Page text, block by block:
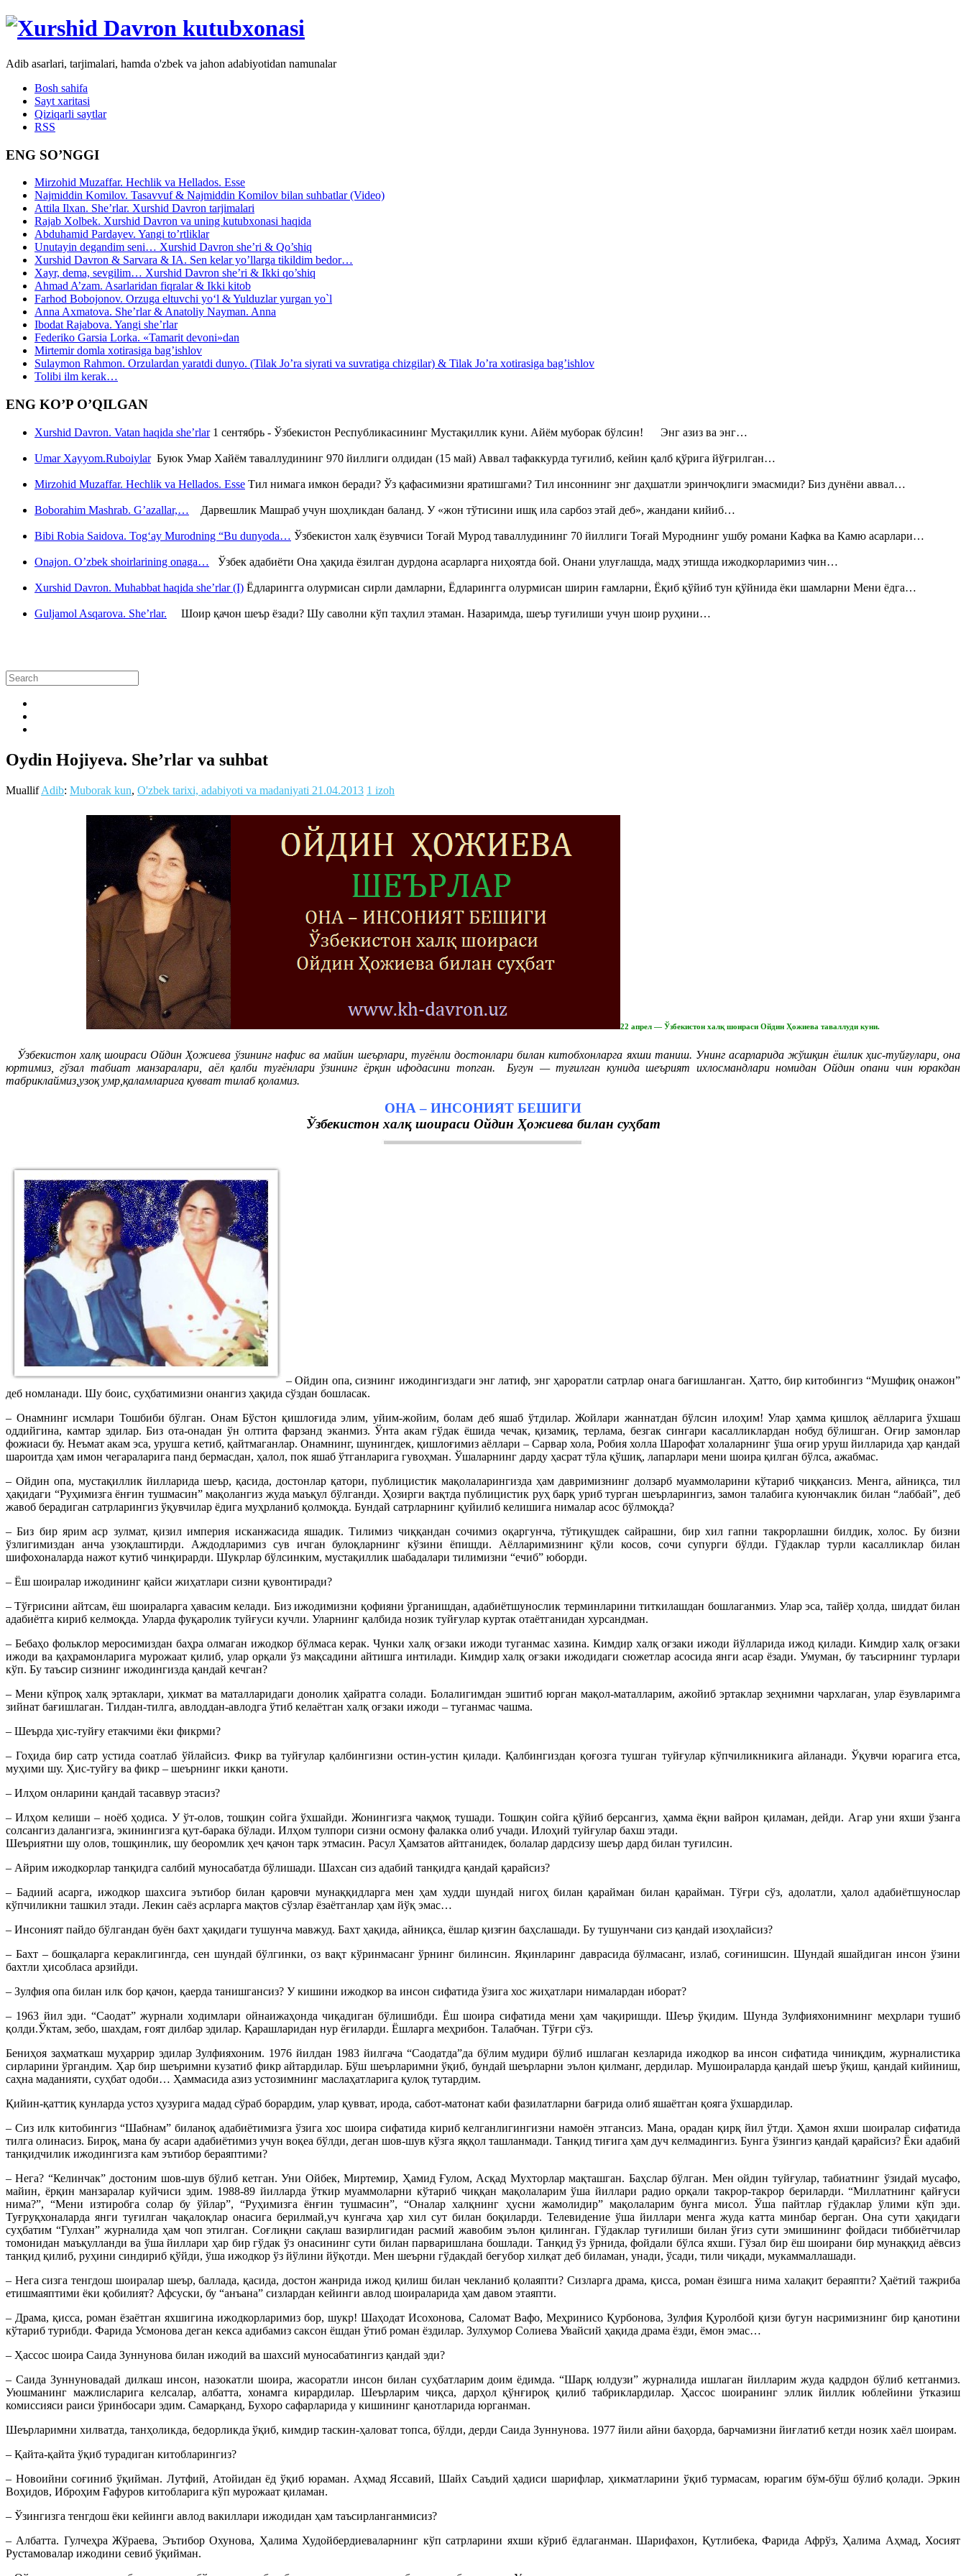
Adib asarlari, tarjimalari, hamda o'zbek va jahon adabiyotidan namunalar
Bosh sahifa
Sayt xaritasi
Qiziqarli saytlar
RSS
ENG SO’NGGI
Mirzohid Muzaffar. Hechlik va Hellados. Esse
Najmiddin Komilov. Tasavvuf & Najmiddin Komilov bilan suhbatlar (Video)
Attila Ilxan. She’rlar. Xurshid Davron tarjimalari
Rajab Xolbek. Xurshid Davron va uning kutubxonasi haqida
Abduhamid Pardayev. Yangi to’rtliklar
Unutayin degandim seni… Xurshid Davron she’ri & Qo’shiq
Xurshid Davron & Sarvara & IA. Sen kelar yo’llarga tikildim bedor…
Xayr, dema, sevgilim… Xurshid Davron she’ri & Ikki qo’shiq
Ahmad A’zam. Asarlaridan fiqralar & Ikki kitob
Farhod Bobojonov. Orzuga eltuvchi yo‘l & Yulduzlar yurgan yo`l
Anna Axmatova. She’rlar & Anatoliy Nayman. Anna
Ibodat Rajabova. Yangi she’rlar
Federiko Garsia Lorka. «Tamarit devoni»dan
Mirtemir domla xotirasiga bag’ishlov
Sulaymon Rahmon. Orzulardan yaratdi dunyo. (Tilak Jo’ra siyrati va suvratiga chizgilar) & Tilak Jo’ra xotirasiga bag’ishlov
Tolibi ilm kerak…
ENG KO’P O’QILGAN
Xurshid Davron. Vatan haqida she’rlar1 сентябрь - Ўзбекистон Республикасининг Мустақиллик куни. Айём муборак бўлсин! Энг азиз ва энг…
Umar Xayyom.RuboiylarБуюк Умар Хайём таваллудининг 970 йиллиги олдидан (15 май) Аввал тафаккурда туғилиб, кейин қалб қўрига йўғрилган…
Mirzohid Muzaffar. Hechlik va Hellados. Esse Тил нимага имкон беради? Ўз қафасимизни яратишгами? Тил инсоннинг энг даҳшатли эринчоқлиги эмасмиди? Биз дунёни аввал…
Boborahim Mashrab. G’azallar,… Дарвешлик Машраб учун шоҳликдан баланд. У «жон тўтисини ишқ ила сарбоз этай деб», жандани кийиб…
Bibi Robia Saidova. Tog‘ay Murodning “Bu dunyoda… Ўзбекистон халқ ёзувчиси Тоғай Мурод таваллудининг 70 йиллиги Тоғай Муроднинг ушбу романи Кафка ва Камю асарлари…
Onajon. O’zbek shoirlarining onaga… Ўзбек адабиёти Она ҳақида ёзилган дурдона асарларга ниҳоятда бой. Онани улуғлашда, мадҳ этишда ижодкорларимиз чин…
Xurshid Davron. Muhabbat haqida she’rlar (I) Ёдларингга олурмисан сирли дамларни, Ёдларингга олурмисан ширин ғамларни, Ёқиб қўйиб тун қўйнида ёки шамларни Мени ёдга…
Guljamol Asqarova. She’rlar. Шоир қачон шеър ёзади? Шу саволни кўп таҳлил этаман. Назаримда, шеър туғилиши учун шоир руҳини…
Oydin Hojiyeva. She’rlar va suhbat
MuallifAdib: Muborak kun, O'zbek tarixi, adabiyoti va madaniyati 21.04.2013 1 izoh
22 апрел — Ўзбекистон халқ шоираси Ойдин Ҳожиева таваллуди куни.
Ўзбекистон халқ шоираси Ойдин Ҳожиева ўзининг нафис ва майин шеърлари, туғёнли достонлари билан китобхонларга яхши таниш. Унинг асарларида жўшқин ёшлик ҳис-туйғулари, она
юртимиз, гўзал табиат манзаралари, аёл қалби туғёнлари ўзининг ёрқин ифодасини топган. Бугун — туғилган кунида шеърият ихлосмандлари номидан Ойдин опани чин юракдан
табриклаймиз,узоқ умр,қаламларига қувват тилаб қоламиз.
ОНА – ИНСОНИЯТ БЕШИГИ
Ўзбекистон халқ шоираси Ойдин Ҳожиева билан суҳбат
– Ойдин опа, сизнинг ижодингиздаги энг латиф, энг ҳароратли сатрлар онага бағишланган. Ҳатто, бир китобингиз “Мушфиқ онажон”
деб номланади. Шу боис, суҳбатимизни онангиз ҳақида сўздан бошласак.
– Онамнинг исмлари Тошбиби бўлган. Онам Бўстон қишлоғида элим, уйим-жойим, болам деб яшаб ўтдилар. Жойлари жаннатдан бўлсин илоҳим! Улар ҳамма қишлоқ аёлларига ўхшаш
оддийгина, камтар эдилар. Биз ота-онадан ўн олтита фарзанд эканмиз. Ўнта акам гўдак ёшида чечак, қизамиқ, терлама, безгак сингари касалликлардан нобуд бўлишган. Оғир замонлар
фожиаси бу. Неъмат акам эса, урушга кетиб, қайтмаганлар. Онамнинг, шунингдек, қишлоғимиз аёллари – Сарвар хола, Робия холла Шарофат холаларнинг ўша оғир уруш йилларида ҳар қандай
шароитда ҳам имон чегараларига панд бермасдан, ҳалол, пок яшаб ўтганларига гувоҳман. Ўшаларнинг дарду ҳасрат тўла қўшиқ, лапарлари мени шоира қилган бўлса, ажабмас.
– Ойдин опа, мустақиллик йилларида шеър, қасида, достонлар қатори, публицистик мақолаларингизда ҳам давримизнинг долзарб муаммоларини кўтариб чиққансиз. Менга, айниқса, тил
ҳақидаги “Руҳимизга ёнғин тушмасин” мақолангиз жуда маъқул бўлганди. Ҳозирги вақтда публицистик руҳ барқ уриб турган шеърларингиз, замон талабига куюнчаклик билан “лаббай”, деб
жавоб берадиган сатрларингиз ўқувчилар ёдига муҳрланиб қолмоқда. Бундай сатрларнинг қуйилиб келишига нималар асос бўлмоқда?
– Биз бир ярим аср зулмат, қизил империя исканжасида яшадик. Тилимиз чиққандан сочимиз оқаргунча, тўтиқушдек сайрашни, бир хил гапни такрорлашни билдик, холос. Бу бизни
ўзлигимиздан анча узоқлаштирди. Аждодларимиз сув ичган булоқларнинг кўзини ёпишди. Аёлларимизнинг қўли косов, сочи супурги бўлди. Гўдаклар турли касалликлар билан
шифохоналарда нажот кутиб чинқирарди. Шукрлар бўлсинким, мустақиллик шабадалари тилимизни “ечиб” юборди.
– Ёш шоиралар ижодининг қайси жиҳатлари сизни қувонтиради?
– Тўғрисини айтсам, ёш шоираларга ҳавасим келади. Биз ижодимизни қофияни ўрганишдан, адабиётшунослик терминларини титкилашдан бошлаганмиз. Улар эса, тайёр ҳолда, шиддат билан
адабиётга кириб келмоқда. Уларда фуқаролик туйғуси кучли. Уларнинг қалбида нозик туйғулар куртак отаётганидан хурсандман.
– Бебаҳо фольклор меросимиздан баҳра олмаган ижодкор бўлмаса керак. Чунки халқ оғзаки ижоди туганмас хазина. Кимдир халқ оғзаки ижоди йўлларида ижод қилади. Кимдир халқ оғзаки
ижоди ва қаҳрамонларига мурожаат қилиб, улар орқали ўз мақсадини айтишга интилади. Кимдир халқ оғзаки ижодидаги сюжетлар асосида янги асар ёзади. Умуман, бу таъсирнинг турлари
кўп. Бу таъсир сизнинг ижодингизда қандай кечган?
– Мени кўпроқ халқ эртаклари, ҳикмат ва маталларидаги донолик ҳайратга солади. Болалигимдан эшитиб юрган мақол-маталларим, ажойиб эртаклар зеҳнимни чархлаган, улар ёзувларимга
зийнат бағишлаган. Тилдан-тилга, авлоддан-авлодга ўтиб келаётган халқ оғзаки ижоди – туганмас чашма.
– Шеърда ҳис-туйғу етакчими ёки фикрми?
– Гоҳида бир сатр устида соатлаб ўйлайсиз. Фикр ва туйғулар қалбингизни остин-устин қилади. Қалбингиздан қоғозга тушган туйғулар кўпчиликникига айланади. Ўқувчи юрагига етса,
муҳими шу. Ҳис-туйғу ва фикр – шеърнинг икки қаноти.
– Илҳом онларини қандай тасаввур этасиз?
– Илҳом келиши – ноёб ҳодиса. У ўт-олов, тошқин сойга ўхшайди. Жонингизга чақмоқ тушади. Тошқин сойга қўйиб берсангиз, ҳамма ёқни вайрон қиламан, дейди. Агар уни яхши ўзанга
солсангиз далангизга, экинингизга қут-барака бўлади. Илҳом тулпори сизни осмону фалакка олиб учади. Илоҳий туйғулар бахш этади.
Шеъриятни шу олов, тошқинлик, шу беоромлик ҳеч қачон тарк этмасин. Расул Ҳамзатов айтганидек, болалар дардсизу шеър дард билан туғилсин.
– Айрим ижодкорлар танқидга салбий муносабатда бўлишади. Шахсан сиз адабий танқидга қандай қарайсиз?
– Бадиий асарга, ижодкор шахсига эътибор билан қаровчи мунаққидларга мен ҳам худди шундай нигоҳ билан қарайман билан қарайман. Тўғри сўз, адолатли, ҳалол адабиётшунослар
кўпчиликни ташкил этади. Лекин саёз асрларга мақтов сўзлар ёзаётганлар ҳам йўқ эмас…
– Инсоният пайдо бўлгандан буён бахт ҳақидаги тушунча мавжуд. Бахт ҳақида, айниқса, ёшлар қизғин баҳслашади. Бу тушунчани сиз қандай изоҳлайсиз?
– Бахт – бошқаларга кераклигингда, сен шундай бўлгинки, оз вақт кўринмасанг ўрнинг билинсин. Яқинларинг даврасида бўлмасанг, излаб, соғинишсин. Шундай яшайдиган инсон ўзини
бахтли ҳисобласа арзийди.
– Зулфия опа билан илк бор қачон, қаерда танишгансиз? У кишини ижодкор ва инсон сифатида ўзига хос жиҳатлари нималардан иборат?
– 1963 йил эди. “Саодат” журнали ходимлари ойнаижаҳонда чиқадиган бўлишибди. Ёш шоира сифатида мени ҳам чақиришди. Шеър ўқидим. Шунда Зулфияхонимнинг меҳрлари тушиб
қолди.Ўктам, зебо, шахдам, ғоят дилбар эдилар. Қарашларидан нур ёғиларди. Ёшларга меҳрибон. Талабчан. Тўғри сўз.
Бениҳоя заҳматкаш муҳаррир эдилар Зулфияхоним. 1976 йилдан 1983 йилгача “Саодатда”да бўлим мудири бўлиб ишлаган кезларида ижодкор ва инсон сифатида чиниқдим, журналистика
сирларини ўргандим. Ҳар бир шеъримни кузатиб фикр айтардилар. Бўш шеърларимни ўқиб, бундай шеърларни эълон қилманг, дердилар. Мушоираларда қандай шеър ўқиш, қандай кийиниш,
саҳна маданияти, суҳбат одоби… Ҳаммасида азиз устозимнинг маслаҳатларига қулоқ тутардим.
Қийин-қаттиқ кунларда устоз ҳузурига мадад сўраб борардим, улар қувват, ирода, сабот-матонат каби фазилатларни бағрида олиб яшаётган қояга ўхшардилар.
– Сиз илк китобингиз “Шабнам” биланоқ адабиётимизга ўзига хос шоира сифатида кириб келганлигингизни намоён этгансиз. Мана, орадан қирқ йил ўтди. Ҳамон яхши шоиралар сифатида
тилга олинасиз. Бироқ, мана бу асари адабиётимиз учун воқеа бўлди, деган шов-шув кўзга яққол ташланмади. Танқид тиғига ҳам дуч келмадингиз. Бунга ўзингиз қандай қарайсиз? Ёки адабий
танқидчилик ижодингизга кам эътибор бераяптими?
– Нега? “Келинчак” достоним шов-шув бўлиб кетган. Уни Ойбек, Миртемир, Ҳамид Ғулом, Асқад Мухторлар мақташган. Баҳслар бўлган. Мен ойдин туйғулар, табиатнинг ўзидай мусафо,
майин, ёрқин манзаралар куйчиси эдим. 1988-89 йилларда ўткир муаммоларни кўтариб чиққан мақолаларим ўша йиллари радио орқали такрор-такрор бериларди. “Миллатнинг қайғуси
нима?”, “Мени изтиробга солар бу ўйлар”, “Руҳимизга ёнғин тушмасин”, “Оналар халқнинг ҳусни жамолидир” мақолаларим бунга мисол. Ўша пайтлар гўдаклар ўлими кўп эди.
Туғруқхоналарда янги туғилган чақалоқлар онасига берилмай,уч кунгача ҳар хил сут билан боқиларди. Телевидение ўша йиллари менга жуда катта минбар берган. Она сути ҳақидаги
суҳбатим “Гулхан” журналида ҳам чоп этилган. Соғлиқни сақлаш вазирлигидан расмий жавобим эълон қилинган. Гўдаклар туғилиши билан ўғиз сути эмишининг фойдаси тиббиётчилар
томонидан маъқулланди ва ўша йиллари ҳар бир гўдак ўз онасининг сути билан парваришлана бошлади. Танқид ўз ўрнида, фойдали бўлса яхши. Гўзал бир ёш шоирани бир мунаққид аёвсиз
танқид қилиб, руҳини синдириб қўйди, ўша ижодкор ўз йўлини йўқотди. Мен шеърни гўдакдай беғубор хилқат деб биламан, унади, ўсади, тили чиқади, мукаммаллашади.
– Нега сизга тенгдош шоиралар шеър, баллада, қасида, достон жанрида ижод қилиш билан чекланиб қолаяпти? Сизларга драма, қисса, роман ёзишга нима халақит бераяпти? Ҳаётий тажриба
етишмаяптими ёки қобилият? Афсуски, бу “анъана” сизлардан кейинги авлод шоираларида ҳам давом этаяпти.
– Драма, қисса, роман ёзаётган яхшигина ижодкорларимиз бор, шукр! Шаҳодат Исохонова, Саломат Вафо, Меҳринисо Қурбонова, Зулфия Қуролбой қизи бугун насримизнинг бир қанотини
кўтариб турибди. Фарида Усмонова деган кекса адибамиз саксон ёшдан ўтиб роман ёздилар. Зулхумор Солиева Увайсий ҳақида драма ёзди, ёмон эмас…
– Ҳассос шоира Саида Зуннунова билан ижодий ва шахсий муносабатингиз қандай эди?
– Саида Зуннуновадай дилкаш инсон, назокатли шоира, жасоратли инсон билан суҳбатларим доим ёдимда. “Шарқ юлдузи” журналида ишлаган йилларим жуда қадрдон бўлиб кетганмиз.
Уюшманинг мажлисларига келсалар, албатта, хонамга кирардилар. Шеърларим чиқса, дарҳол қўнғироқ қилиб табриклардилар. Ҳассос шоиранинг эллик йиллик юблейини ўтказиш
комиссияси раиси ўринбосари эдим. Самарқанд, Бухоро сафарларида у кишининг қанотларида юрганман.
Шеърларимни хилватда, танҳоликда, бедорликда ўқиб, кимдир таскин-ҳаловат топса, бўлди, дерди Саида Зуннунова. 1977 йили айни баҳорда, барчамизни йиғлатиб кетди нозик хаёл шоирам.
– Қайта-қайта ўқиб турадиган китобларингиз?
– Новоийни соғиниб ўқийман. Лутфий, Атойидан ёд ўқиб юраман. Аҳмад Яссавий, Шайх Саъдий ҳадиси шарифлар, ҳикматларини ўқиб турмасам, юрагим бўм-бўш бўлиб қолади. Эркин
Воҳидов, Иброҳим Ғaфуров китобларига кўп мурожаат қиламан.
– Ўзингизга тенгдош ёки кейинги авлод вакиллари ижодидан ҳам таъсирланганмисиз?
– Албатта. Гулчеҳра Жўраева, Эътибор Охунова, Ҳалима Худойбердиеваларнинг кўп сатрларини яхши кўриб ёдлаганман. Шарифахон, Қутлибека, Фарида Афрўз, Ҳалима Аҳмад, Хосият
Рустамовалар ижодини севиб ўқийман.